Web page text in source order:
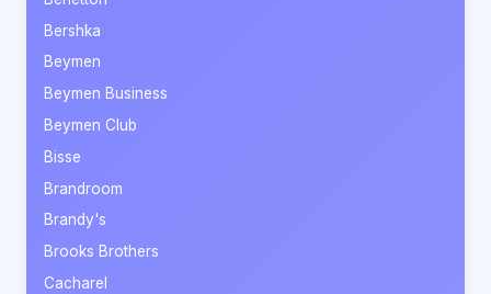
Bershka
Beymen
Beymen Business
Beymen Club
Bisse
Brandroom
Brandy's
Brooks Brothers
Cacharel